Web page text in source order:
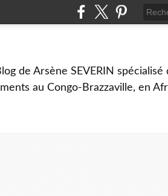
de Arsène SEVERIN
au Congo-Brazzaville, en